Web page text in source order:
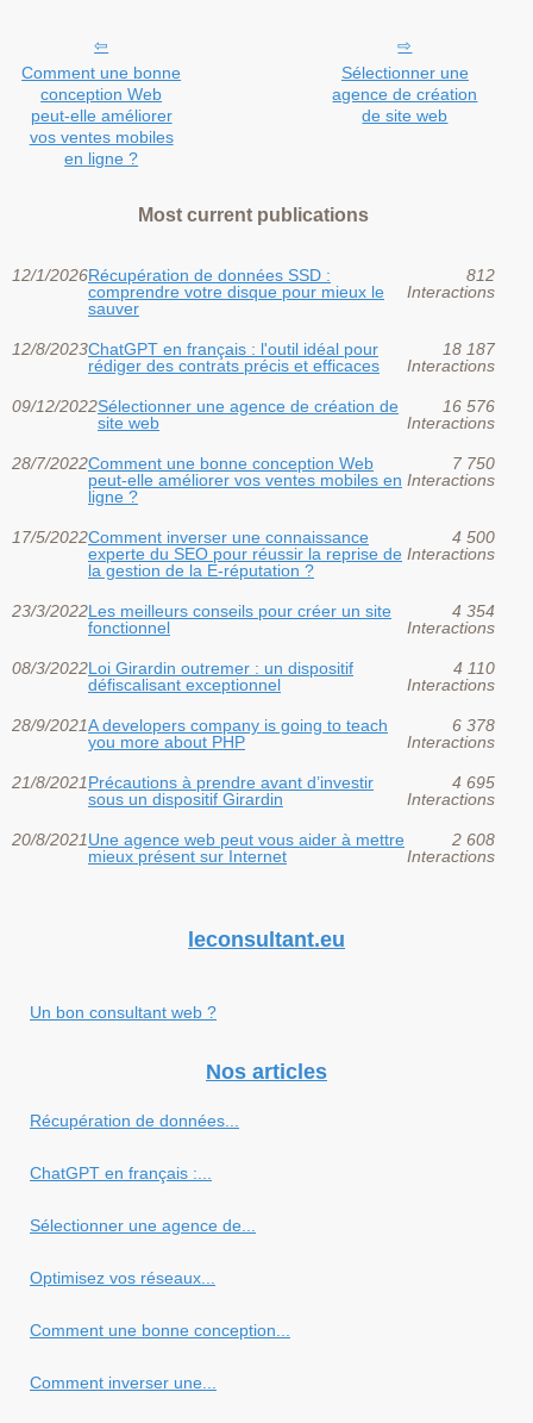
Comment une bonne
conception Web
peut-elle améliorer
vos ventes mobiles
en ligne ?
Sélectionner une
agence de création
de site web
Most current publications
12/1/2026Récupération de données SSD :
comprendre votre disque pour mieux le
sauver
812
Interactions
12/8/2023ChatGPT en français : l'outil idéal pour
rédiger des contrats précis et efficaces
18 187
Interactions
09/12/2022Sélectionner une agence de création de
site web
16 576
Interactions
28/7/2022Comment une bonne conception Web
peut-elle améliorer vos ventes mobiles en
ligne ?
7 750
Interactions
17/5/2022Comment inverser une connaissance
experte du SEO pour réussir la reprise de
la gestion de la ‎‎E-réputation‎‎ ?
4 500
Interactions
23/3/2022Les meilleurs conseils pour créer un site
fonctionnel
4 354
Interactions
08/3/2022Loi Girardin outremer : un dispositif
défiscalisant exceptionnel
4 110
Interactions
28/9/2021A developers company is going to teach
you more about PHP
6 378
Interactions
21/8/2021Précautions à prendre avant d’investir
sous un dispositif Girardin
4 695
Interactions
20/8/2021Une agence web peut vous aider à mettre
mieux présent sur Internet
2 608
Interactions
leconsultant.eu
Un bon consultant web ?
Nos articles
Récupération de données...
ChatGPT en français :...
Sélectionner une agence de...
Optimisez vos réseaux...
Comment une bonne conception...
Comment inverser une...